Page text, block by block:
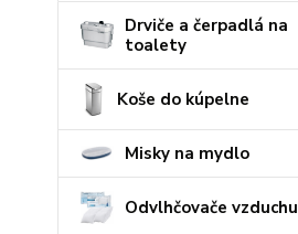
Drviče a čerpadlá na
toalety
Koše do kúpelne
Misky na mydlo
Odvlhčovače vzduchu